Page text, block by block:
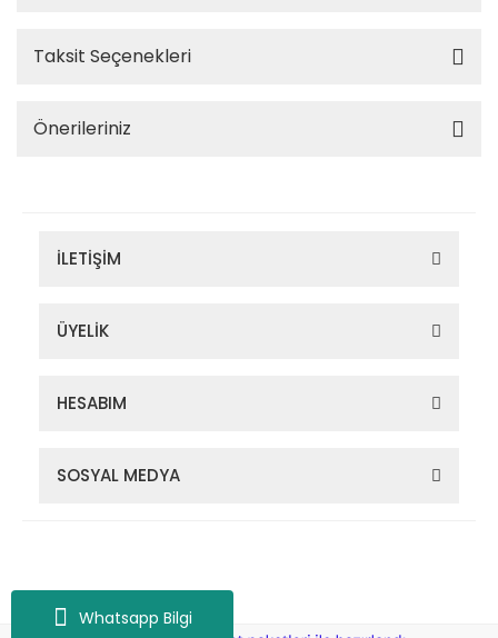
Whatsapp Bilgi
Taksit Seçenekleri
Önerileriniz
İLETİŞİM
ÜYELİK
HESABIM
SOSYAL MEDYA